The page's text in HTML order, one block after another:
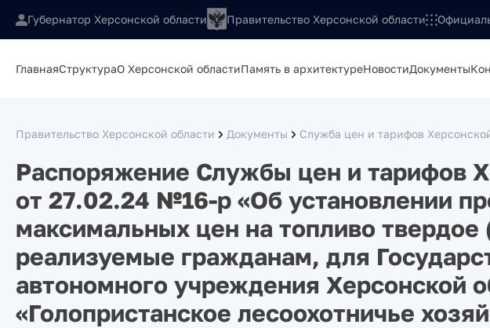
Губернатор Херсонской области Правительство Херсонской области
ГлавнаяСтруктураО Херсонской областиПамять в архитектуреНовостиДокументы
Правительство Херсонской области Документы Служба цен и тарифов
Распоряжение Службы цен и тарифов
от 27.02.24 №16-р «Об установлении
максимальных цен на топливо твердое
реализуемые гражданам, для
автономного учреждения Херсонской
«Голопристанское лесоохотничье